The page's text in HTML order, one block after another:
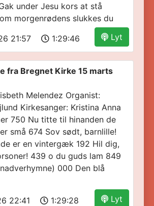
under Jesu kors at stå
morgenrødens slukkes du
Lyt
21:57 1:29:46
fra Bregnet Kirke 15 marts
Melendez Organist:
Kirkesanger: Kristina Anna
750 Nu titte til hinanden de
små 674 Sov sødt, barnlille!
er en vintergæk 192 Hil dig,
439 o du guds lam 849
000 Den blå
Lyt
22:41 1:29:28